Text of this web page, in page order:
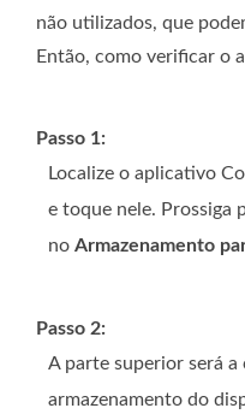
não utilizados, que
Então, como verificar o
Passo 1:
Localize o aplicativo
e toque nele. Prossiga
no Armazenamento
Passo 2:
A parte superior será a
armazenamento do